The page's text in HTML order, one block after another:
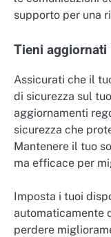
supporto per una
Tieni aggiornati
Assicurati che il
di sicurezza sul
aggiornamenti
sicurezza che
Mantenere il tuo
ma efficace per
Imposta i tuoi
automaticamente
perdere